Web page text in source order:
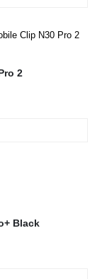
2
Black